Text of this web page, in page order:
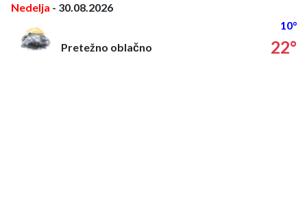
Nedelja - 30.08.2026
10°
Pretežno oblačno
22°